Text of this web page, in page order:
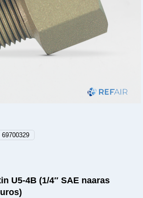
69700329
U5-4B (1/4″ SAE naaras